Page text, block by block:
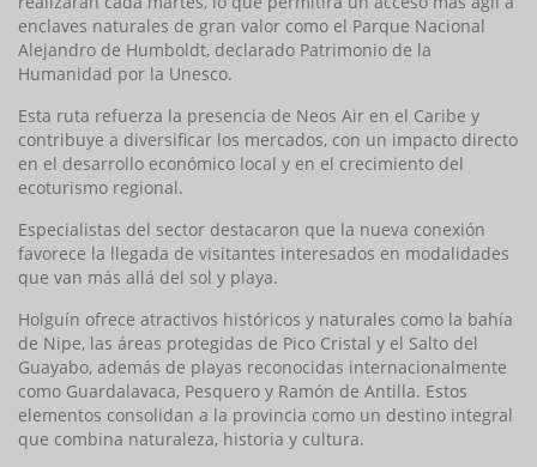
enclaves naturales de gran valor como el Parque Nacional
Alejandro de Humboldt, declarado Patrimonio de la
Humanidad por la Unesco.
Esta ruta refuerza la presencia de Neos Air en el Caribe y
contribuye a diversificar los mercados, con un impacto directo
en el desarrollo económico local y en el crecimiento del
ecoturismo regional.
Especialistas del sector destacaron que la nueva conexión
favorece la llegada de visitantes interesados en modalidades
que van más allá del sol y playa.
Holguín ofrece atractivos históricos y naturales como la bahía
de Nipe, las áreas protegidas de Pico Cristal y el Salto del
Guayabo, además de playas reconocidas internacionalmente
como Guardalavaca, Pesquero y Ramón de Antilla. Estos
elementos consolidan a la provincia como un destino integral
que combina naturaleza, historia y cultura.